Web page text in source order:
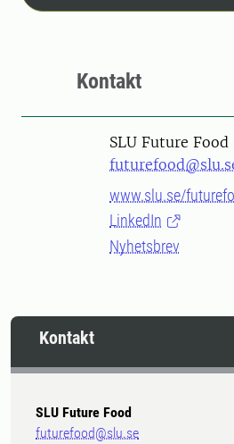
Kontakt
SLU Future Food
www.slu.se/
LinkedIn
Nyhetsbrev
Kontakt
SLU Future Food
futurefood@slu.se